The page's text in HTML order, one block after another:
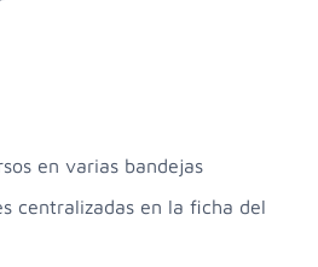
en varias bandejas
centralizadas en la ficha del